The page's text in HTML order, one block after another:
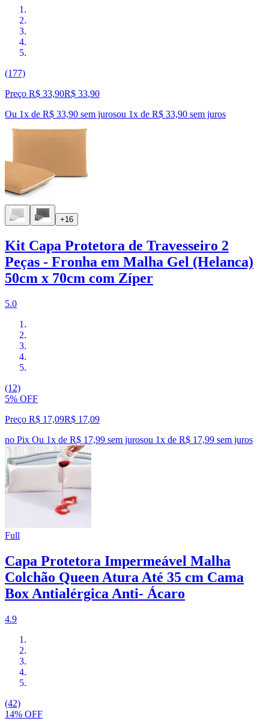
(177)
Preço R$ 33,90R$ 33,90
Ou 1x de R$ 33,90 sem jurosou 1x de R$ 33,90 sem juros
+16
Kit Capa Protetora de Travesseiro 2
Peças - Fronha em Malha Gel (Helanca)
50cm x 70cm com Zíper
5.0
(12)
5% OFF
Preço R$ 17,09R$ 17,09
no Pix Ou 1x de R$ 17,99 sem jurosou 1x de R$ 17,99 sem juros
Full
Capa Protetora Impermeável Malha
Colchão Queen Atura Até 35 cm Cama
Box Antialérgica Anti- Ácaro
4.9
(42)
14% OFF